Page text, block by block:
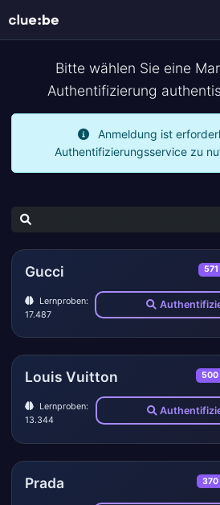
Bitte wählen Sie eine
Authentifizierung
Anmeldung ist
Authentifizierungsservice zu
Gucci
Lernproben:
17.487
Louis Vuitton 500
Lernproben:
13.344
Prada